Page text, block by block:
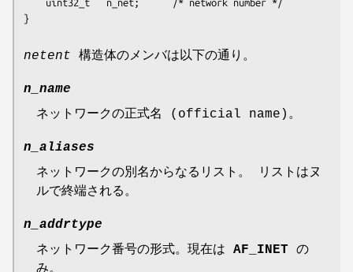
netent 構造体のメンバは以下の通り。
n_name
ネットワークの正式名 (official name)。
n_aliases
ネットワークの別名からなるリスト。 リストはヌ
ルで終端される。
n_addrtype
ネットワーク番号の形式。現在は AF_INET の
み。